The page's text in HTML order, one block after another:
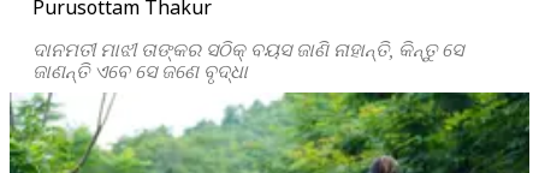
Purusottam Thakur
ଦାନମତୀ ମାଝୀ ତାଙ୍କର ସଠିକ୍ ବୟସ ଜାଣି ନାହାନ୍ତି, କିନ୍ତୁ ସେ
ଜାଣନ୍ତି ଏବେ ସେ ଜଣେ ବୃଦ୍ଧା